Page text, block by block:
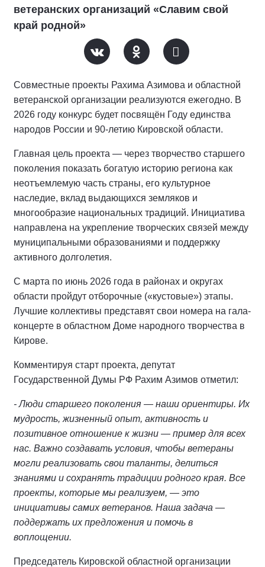
ветеранских организаций «Славим свой
край родной»
Совместные проекты Рахима Азимова и областной
ветеранской организации реализуются ежегодно. В
2026 году конкурс будет посвящён Году единства
народов России и 90-летию Кировской области.
Главная цель проекта — через творчество старшего
поколения показать богатую историю региона как
неотъемлемую часть страны, его культурное
наследие, вклад выдающихся земляков и
многообразие национальных традиций. Инициатива
направлена на укрепление творческих связей между
муниципальными образованиями и поддержку
активного долголетия.
С марта по июнь 2026 года в районах и округах
области пройдут отборочные («кустовые») этапы.
Лучшие коллективы представят свои номера на гала-
концерте в областном Доме народного творчества в
Кирове.
Комментируя старт проекта, депутат
Государственной Думы РФ Рахим Азимов отметил:
- Люди старшего поколения — наши ориентиры. Их
мудрость, жизненный опыт, активность и
позитивное отношение к жизни — пример для всех
нас. Важно создавать условия, чтобы ветераны
могли реализовать свои таланты, делиться
знаниями и сохранять традиции родного края. Все
проекты, которые мы реализуем, — это
инициативы самих ветеранов. Наша задача —
поддержать их предложения и помочь в
воплощении.
Председатель Кировской областной организации